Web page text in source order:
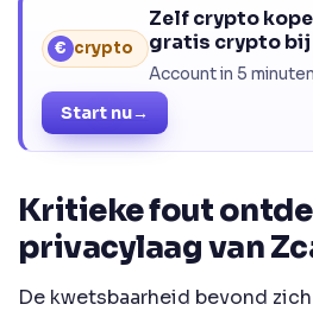
€ crypto
Zelf crypto
gratis crypto
Account in 5
Start nu→
Kritieke fout
privacylaag van
De kwetsbaarheid bevond